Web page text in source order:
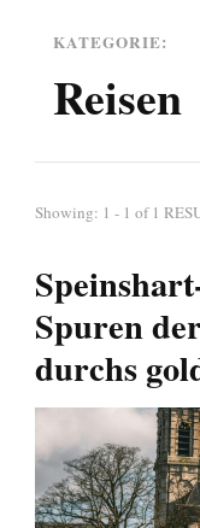
KATEGORIE:
Reisen
Showing: 1 - 1 of 1
Spuren
durchs